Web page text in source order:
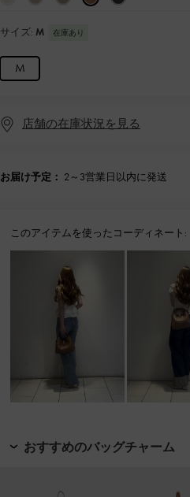
サイズ: M 在庫あり
M
店舗の在庫状況を見る
お届け予定： 2～3営業日以内に発送
このアイテムを使ったコーディネート:
おすすめのバッグチャーム